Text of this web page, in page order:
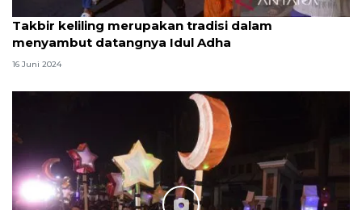
Takbir keliling merupakan tradisi dalam
menyambut datangnya Idul Adha
16 Juni 2024